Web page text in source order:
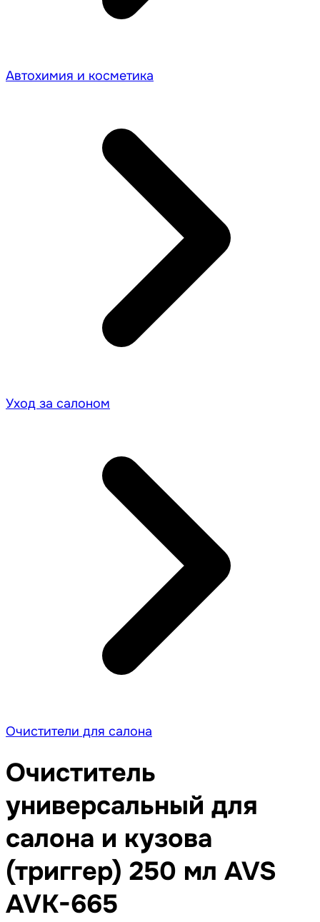
Автохимия и косметика
Уход за салоном
Очистители для салона
Очиститель
универсальный для
салона и кузова
(триггер) 250 мл AVS
AVK-665